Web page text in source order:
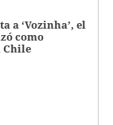
a ‘Vozinha’, el
como
Chile